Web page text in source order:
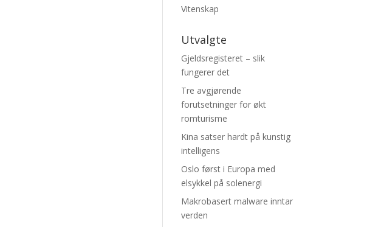
Vitenskap
Utvalgte
Gjeldsregisteret – slik
fungerer det
Tre avgjørende
forutsetninger for økt
romturisme
Kina satser hardt på kunstig
intelligens
Oslo først i Europa med
elsykkel på solenergi
Makrobasert malware inntar
verden